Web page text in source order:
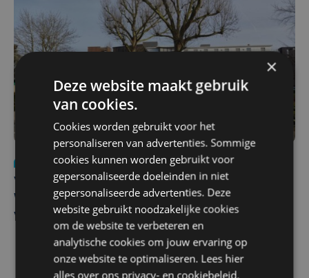
Nieuws
wo 5 augustus | 11:57
Vier Oostendse gynaecologen versterken dienst in AZ
West, dat ook een nieuwe voltijdse gynaecoloog
verwelkomt
×
Deze website maakt gebruik
van cookies.
Cookies worden gebruikt voor het
personaliseren van advertenties. Sommige
cookies kunnen worden gebruikt voor
gepersonaliseerde doeleinden in niet
gepersonaliseerde advertenties. Deze
website gebruikt noodzakelijke cookies
om de website te verbeteren en
analytische cookies om jouw ervaring op
onze website te optimaliseren. Lees hier
alles over ons privacy- en cookiebeleid.